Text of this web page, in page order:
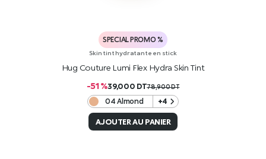
SPECIAL PROMO %
Skin tint hydratante en stick
Hug Couture Lumi Flex Hydra Skin Tint
-51 %39,000 DT78,900DT
04 Almond +4
AJOUTER AU PANIER